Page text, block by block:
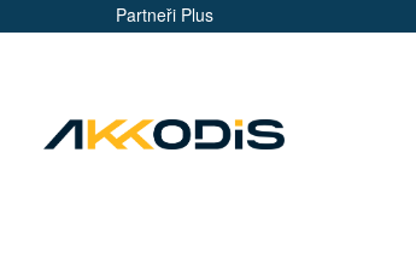
Partneři Plus